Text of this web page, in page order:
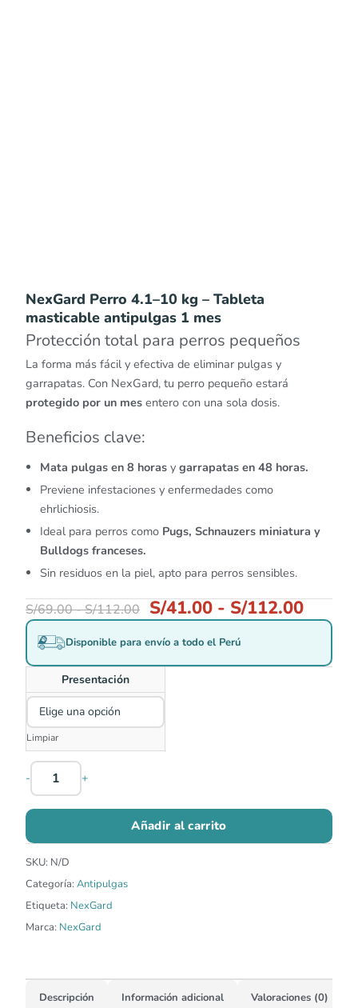
NexGard Perro 4.1–10 kg – Tableta
masticable antipulgas 1 mes
Protección total para perros pequeños
La forma más fácil y efectiva de eliminar pulgas y
garrapatas. Con NexGard, tu perro pequeño estará
protegido por un mes entero con una sola dosis.
Beneficios clave:
Mata pulgas en 8 horas y garrapatas en 48 horas.
Previene infestaciones y enfermedades como
ehrlichiosis.
Ideal para perros como Pugs, Schnauzers miniatura y
Bulldogs franceses.
Sin residuos en la piel, apto para perros sensibles.
S/69.00-S/112.00 S/41.00 - S/112.00
Disponible para envío a todo el Perú
Presentación
Limpiar
- +
Añadir al carrito
SKU: N/D
Categoría: Antipulgas
Etiqueta: NexGard
Marca: NexGard
Descripción Información adicional Valoraciones (0)